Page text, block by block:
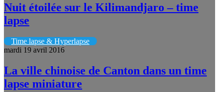
Nuit étoilée sur le Kilimandjaro – time
lapse
Time lapse & Hyperlapse
mardi 19 avril 2016
La ville chinoise de Canton dans un time
lapse miniature